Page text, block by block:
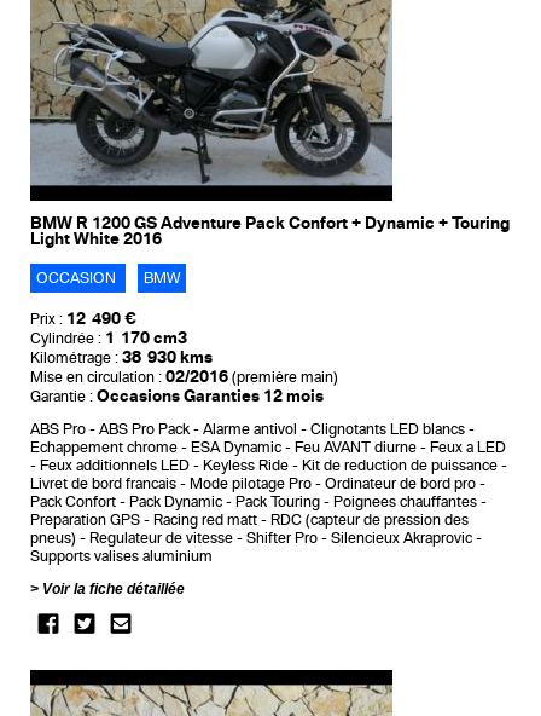
BMW R 1200 GS Adventure Pack Confort + Dynamic + Touring
Light White 2016
OCCASION BMW
Prix : 12 490 €
Cylindrée : 1 170 cm3
Kilométrage : 38 930 kms
Mise en circulation : 02/2016 (première main)
Garantie : Occasions Garanties 12 mois
ABS Pro ABS Pro Pack Alarme antivol
Clignotants LED blancs
Echappement chrome
ESA Dynamic Feu AVANT diurne
Feux a LED
Feux additionnels LED
Keyless Ride
Kit de reduction de puissance
Livret de bord francais
Mode pilotage Pro
Ordinateur de bord pro
Pack Confort
Pack Dynamic Pack Touring
Poignees chauffantes
Preparation GPS
Racing red matt
RDC (capteur de pression des
pneus)
Regulateur de vitesse Shifter Pro
Silencieux Akraprovic
Supports valises aluminium
Voir la fiche détaillée